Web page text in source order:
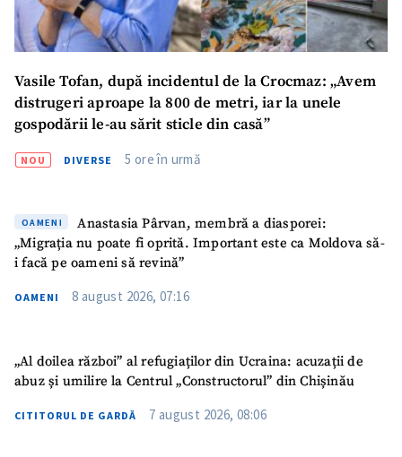
Vasile Tofan, după incidentul de la Crocmaz: „Avem
distrugeri aproape la 800 de metri, iar la unele
gospodării le-au sărit sticle din casă”
NOU DIVERSE 5 ore în urmă
OAMENI
Anastasia Pârvan, membră a diasporei:
„Migrația nu poate fi oprită. Important este ca Moldova să-
i facă pe oameni să revină”
OAMENI 8 august 2026, 07:16
„Al doilea război” al refugiaților din Ucraina: acuzații de
abuz și umilire la Centrul „Constructorul” din Chișinău
CITITORUL DE GARDĂ 7 august 2026, 08:06